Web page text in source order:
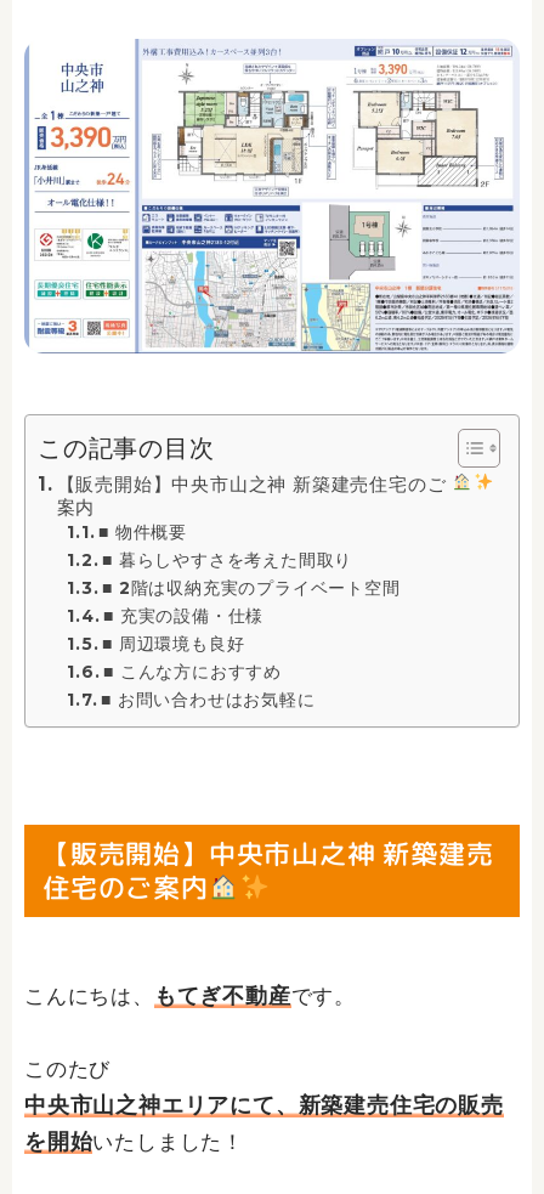
この記事の目次
【販売開始】中央市山之神 新築建売住宅のご
案内
■ 物件概要
■ 暮らしやすさを考えた間取り
■ 2階は収納充実のプライベート空間
■ 充実の設備・仕様
■ 周辺環境も良好
■ こんな方におすすめ
■ お問い合わせはお気軽に
【販売開始】中央市山之神 新築建売
住宅のご案内
こんにちは、 もてぎ不動産です。
このたび
中央市山之神エリアにて、新築建売住宅の販売
を開始いたしました！